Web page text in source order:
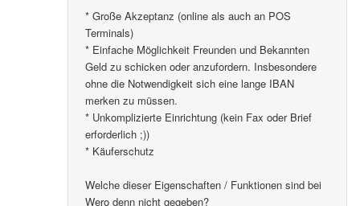
* Große Akzeptanz (online als auch an POS
Terminals)
* Einfache Möglichkeit Freunden und Bekannten
Geld zu schicken oder anzufordern. Insbesondere
ohne die Notwendigkeit sich eine lange IBAN
merken zu müssen.
* Unkomplizierte Einrichtung (kein Fax oder Brief
erforderlich ;))
* Käuferschutz
Welche dieser Eigenschaften / Funktionen sind bei
Wero denn nicht gegeben?